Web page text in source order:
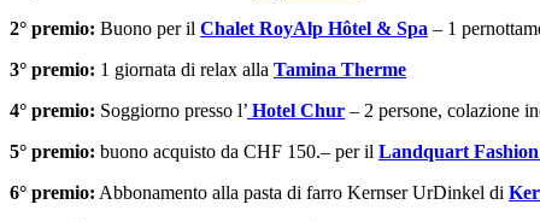
2° premio: Buono per il Chalet RoyAlp Hôtel & Spa – 1
3° premio: 1 giornata di relax alla Tamina Therme
4° premio: Soggiorno presso l’ Hotel Chur – 2 persone, colazione
5° premio: buono acquisto da CHF 150.– per il Landquart
6° premio: Abbonamento alla pasta di farro Kernser UrDinkel di